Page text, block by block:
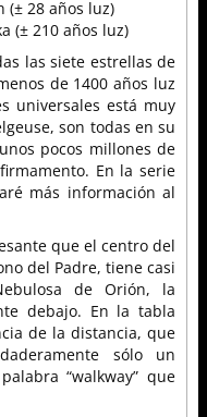
(± 28 años luz)
(± 210 años luz)
las siete estrellas de
de 1400 años luz
universales está muy
son todas en su
pocos millones de
En la serie
más información al
que el centro del
del Padre, tiene casi
de Orión, la
debajo. En la tabla
de la distancia, que
sólo un
“walkway” que